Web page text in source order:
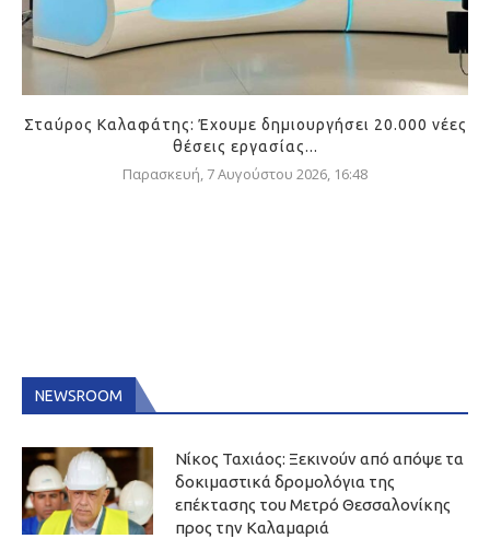
Σταύρος Καλαφάτης: Έχουμε δημιουργήσει 20.000 νέες
θέσεις εργασίας...
Παρασκευή, 7 Αυγούστου 2026, 16:48
NEWSROOM
Νίκος Ταχιάος: Ξεκινούν από απόψε τα
δοκιμαστικά δρομολόγια της
επέκτασης του Μετρό Θεσσαλονίκης
προς την Καλαμαριά